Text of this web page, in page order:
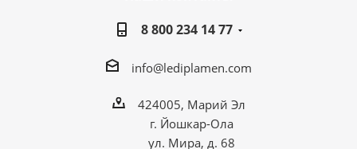
8 800 234 14 77
info@lediplamen.com
424005, Марий Эл
г. Йошкар-Ола
ул. Мира, д. 68